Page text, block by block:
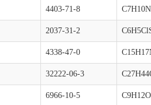
4403-71-8
2037-31-2
4338-47-0
32222-06-3
6966-10-5 C9H12O